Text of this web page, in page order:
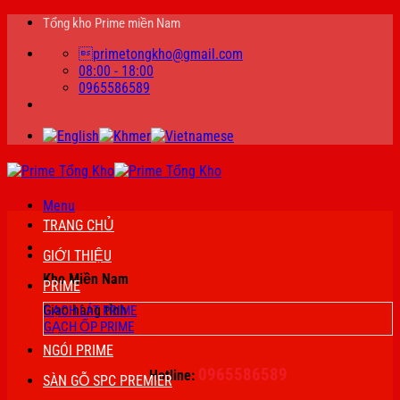
Tổng kho Prime miền Nam
primetongkho@gmail.com
08:00 - 18:00
0965586589
Menu
Kho Miền Nam
Giao hàng tỉnh
Hotline: 0965586589
TRANG CHỦ
GIỚI THIỆU
PRIME
GẠCH LÁT PRIME
GẠCH ỐP PRIME
NGÓI PRIME
SÀN GỖ SPC PREMIER